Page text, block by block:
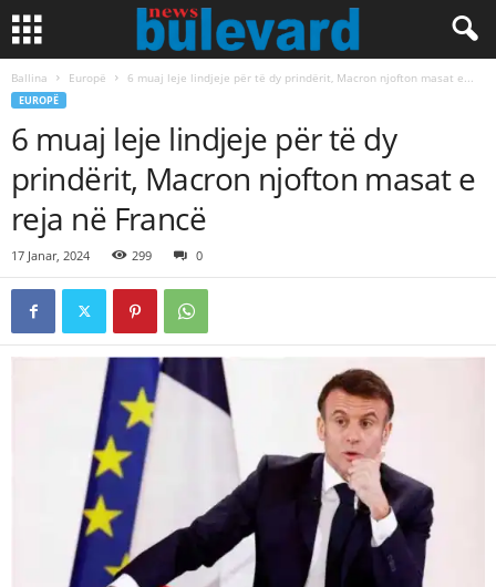
Ballina Europë 6 muaj leje lindjeje për të dy prindërit, Macron njofton masat e...
EUROPË
6 muaj leje lindjeje për të dy
prindërit, Macron njofton masat e
reja në Francë
17 Janar, 2024 299 0